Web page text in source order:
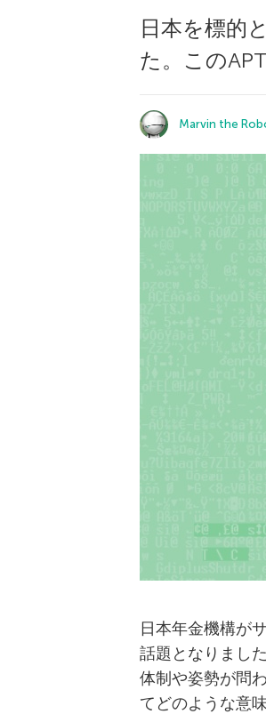
日本を標的
た。この
Marvin the
日本年金機構が
話題となりまし
体制や姿勢が問
てどのような意